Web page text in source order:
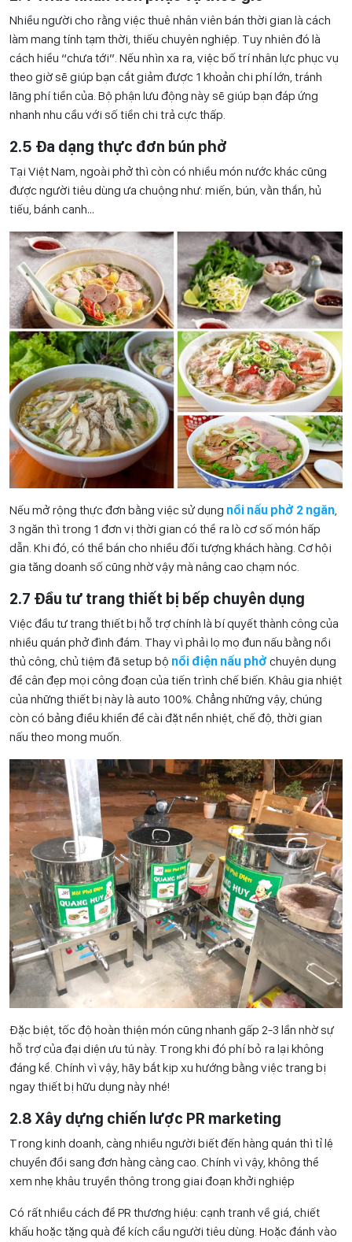
Nhiều người cho rằng việc thuê nhân viên bán thời gian là cách
làm mang tính tạm thời, thiếu chuyên nghiệp. Tuy nhiên đó là
cách hiểu “chưa tới”. Nếu nhìn xa ra, việc bố trí nhân lực phục vụ
theo giờ sẽ giúp bạn cắt giảm được 1 khoản chi phí lớn, tránh
lãng phí tiền của. Bộ phận lưu động này sẽ giúp bạn đáp ứng
nhanh nhu cầu với số tiền chi trả cực thấp.
2.5 Đa dạng thực đơn bún phở
Tại Việt Nam, ngoài phở thì còn có nhiều món nước khác cũng
được người tiêu dùng ưa chuộng như: miến, bún, vằn thắn, hủ
tiếu, bánh canh…
Nếu mở rộng thực đơn bằng việc sử dụng nồi nấu phở 2 ngăn,
3 ngăn thì trong 1 đơn vị thời gian có thể ra lò cơ số món hấp
dẫn. Khi đó, có thể bán cho nhiều đối tượng khách hàng. Cơ hội
gia tăng doanh số cũng nhờ vậy mà nâng cao chạm nóc.
2.7 Đầu tư trang thiết bị bếp chuyên dụng
Việc đầu tư trang thiết bị hỗ trợ chính là bí quyết thành công của
nhiều quán phở đình đám. Thay vì phải lọ mọ đun nấu bằng nồi
thủ công, chủ tiệm đã setup bộ nồi điện nấu phở chuyên dụng
để cân đẹp mọi công đoạn của tiến trình chế biến. Khâu gia nhiệt
của những thiết bị này là auto 100%. Chẳng những vậy, chúng
còn có bảng điều khiển để cài đặt nền nhiệt, chế độ, thời gian
nấu theo mong muốn.
Đặc biệt, tốc độ hoàn thiện món cũng nhanh gấp 2-3 lần nhờ sự
hỗ trợ của đại diện ưu tú này. Trong khi đó phí bỏ ra lại không
đáng kể. Chính vì vậy, hãy bắt kịp xu hướng bằng việc trang bị
ngay thiết bị hữu dụng này nhé!
2.8 Xây dựng chiến lược PR marketing
Trong kinh doanh, càng nhiều người biết đến hàng quán thì tỉ lệ
chuyển đổi sang đơn hàng càng cao. Chính vì vậy, không thể
xem nhẹ khâu truyền thông trong giai đoạn khởi nghiệp
Có rất nhiều cách để PR thương hiệu: cạnh tranh về giá, chiết
khấu hoặc tặng quà để kích cầu người tiêu dùng. Hoặc đánh vào